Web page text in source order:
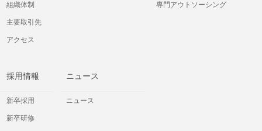
組織体制
主要取引先
アクセス
専門アウトソーシング
新卒採用
新卒研修
採用情報
ニュース
ニュース